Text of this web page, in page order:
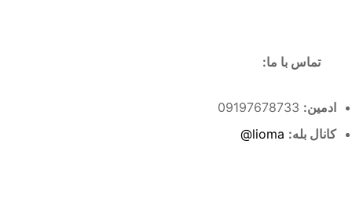
تماس با ما:
ادمین:
کانال بله: lioma@